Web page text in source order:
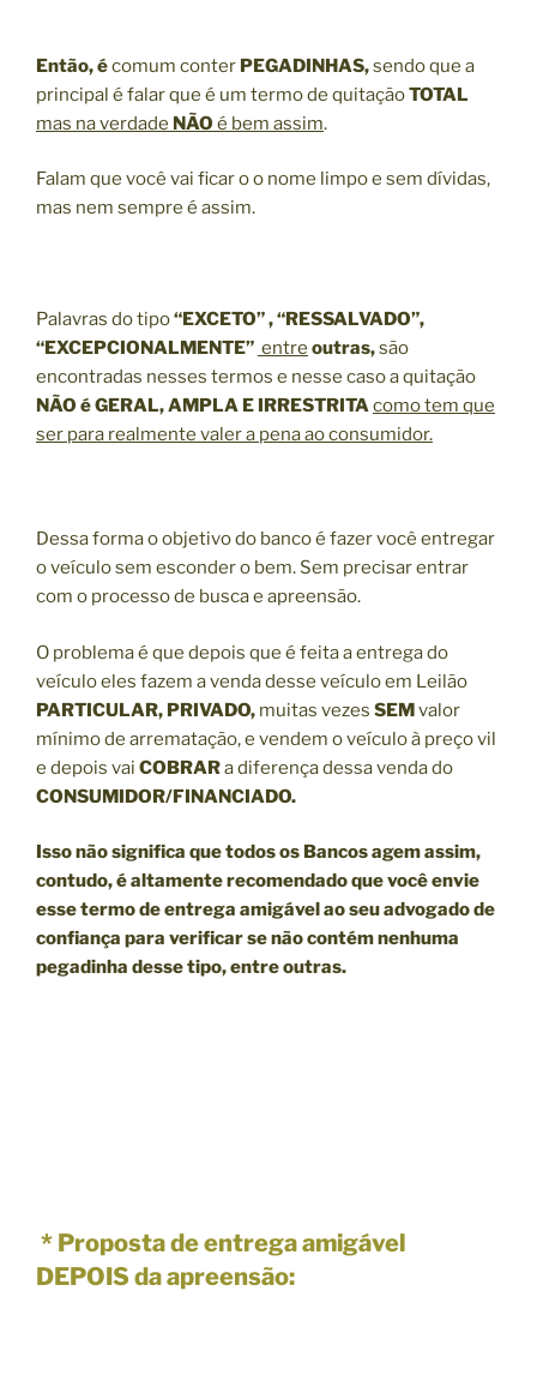
Então, écomum conter PEGADINHAS,sendo que a
principal é falar que é um termo de quitaçãoTOTAL
mas na verdade NÃO é bem assim.
Falam que você vai ficar o o nome limpo e sem dívidas,
mas nem sempre é assim.
Palavras do tipo“EXCETO” , “RESSALVADO”,
“EXCEPCIONALMENTE” entre outras,são
encontradas nesses termos e nesse caso a quitação
NÃO é GERAL, AMPLA E IRRESTRITAcomo tem que
ser para realmente valer a pena ao consumidor.
Dessa forma o objetivo do banco é fazer você entregar
o veículo sem esconder o bem. Sem precisar entrar
com o processo de busca e apreensão.
O problema é que depois que é feita a entrega do
veículo eles fazem a venda desse veículo em Leilão
PARTICULAR, PRIVADO, muitas vezes SEMvalor
mínimo de arrematação, e vendem o veículo à preço vil
e depois vai COBRARa diferença dessa venda do
CONSUMIDOR/FINANCIADO.
Isso não significa que todos os Bancos agem assim,
contudo, é altamente recomendado que você envie
esse termo de entrega amigável ao seu advogado de
confiança para verificar se não contém nenhuma
pegadinha desse tipo, entre outras.
* Proposta de entrega amigável
DEPOIS da apreensão: